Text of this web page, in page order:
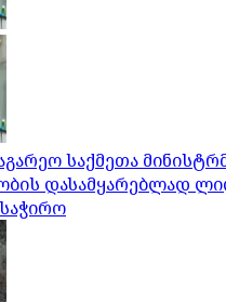
საქმეთა
დასამყარებლად